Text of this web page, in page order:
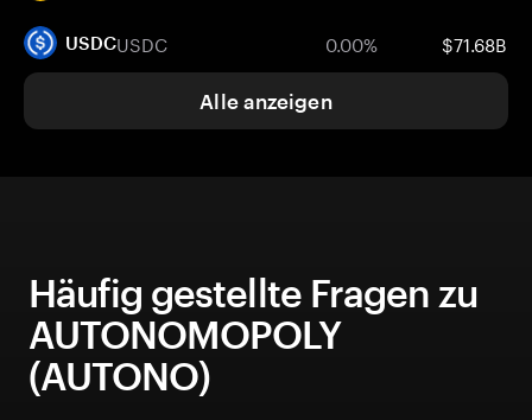
USDCUSDC 0.00% $71.68B
Alle anzeigen
Häufig gestellte Fragen zu
AUTONOMOPOLY
(AUTONO)